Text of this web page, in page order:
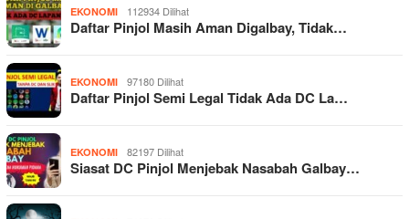
EKONOMI 112934 Dilihat
Daftar Pinjol Masih Aman Digalbay, Tidak…
EKONOMI 97180 Dilihat
Daftar Pinjol Semi Legal Tidak Ada DC La…
EKONOMI 82197 Dilihat
Siasat DC Pinjol Menjebak Nasabah Galbay…